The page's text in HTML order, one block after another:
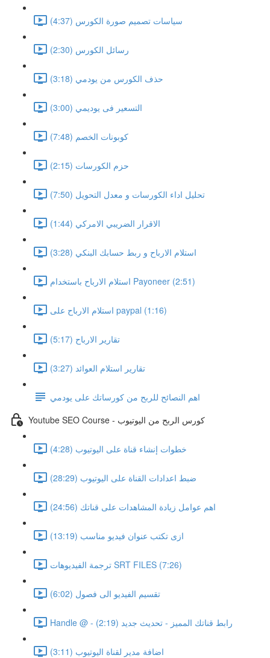
سياسات تصميم صورة الكورس (4:37)
رسائل الكورس (2:30)
حذف الكورس من يودمي (3:18)
التسعير فى يوديمي (3:00)
كوبونات الخصم (7:48)
حزم الكورسات (2:15)
تحليل اداء الكورسات و معدل التحويل (7:50)
الاقرار الضريبي الامركي (1:44)
استلام الارباح و ربط حسابك البنكي (3:28)
استلام الارباح باستخدام Payoneer (2:51)
استلام الارباح على paypal (1:16)
تقارير الارباح (5:17)
تقارير استلام العوائد (3:27)
اهم النصائح للربح من كورساتك على يودمي
Youtube SEO Course - كورس الربح من اليوتيوب
خطوات إنشاء قناة على اليوتيوب (4:28)
ضبط اعدادات القناة على اليوتيوب (28:29)
اهم عوامل زيادة المشاهدات على قناتك (24:56)
ازى تكتب عنوان فيديو مناسب (13:19)
ترجمة الفيديوهات SRT FILES (7:26)
تقسيم الفيديو الى فصول (6:02)
Handle @ - رابط قناتك المميز - تحديث جديد (2:19)
اضافة مدير لقناة اليوتيوب (3:11)